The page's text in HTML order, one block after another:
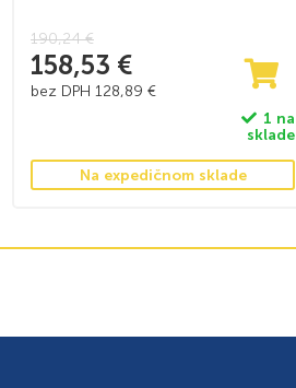
190,24€
158,53 €
bez DPH 128,89 €
1 na
sklade
Na expedičnom sklade